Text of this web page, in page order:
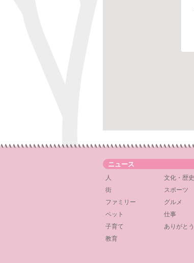
ニュース
人
文化・歴史
街
スポーツ
ファミリー
グルメ
ペット
仕事
子育て
ありがとう
教育